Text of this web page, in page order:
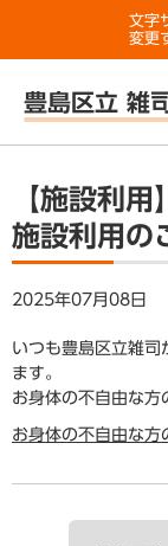
文字
変更
豊島区立 雑
【施設利用
施設利用の
2025年07月08日
いつも豊島区立雑司
ます。
お身体の不自由な方
お身体の不自由な方